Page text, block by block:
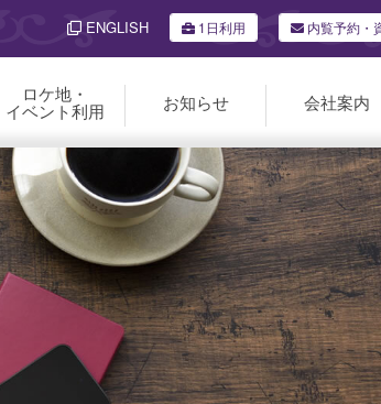
ENGLISH 1日利用 内覧予約・
ロケ地・
イベント利用 お知らせ 会社案内